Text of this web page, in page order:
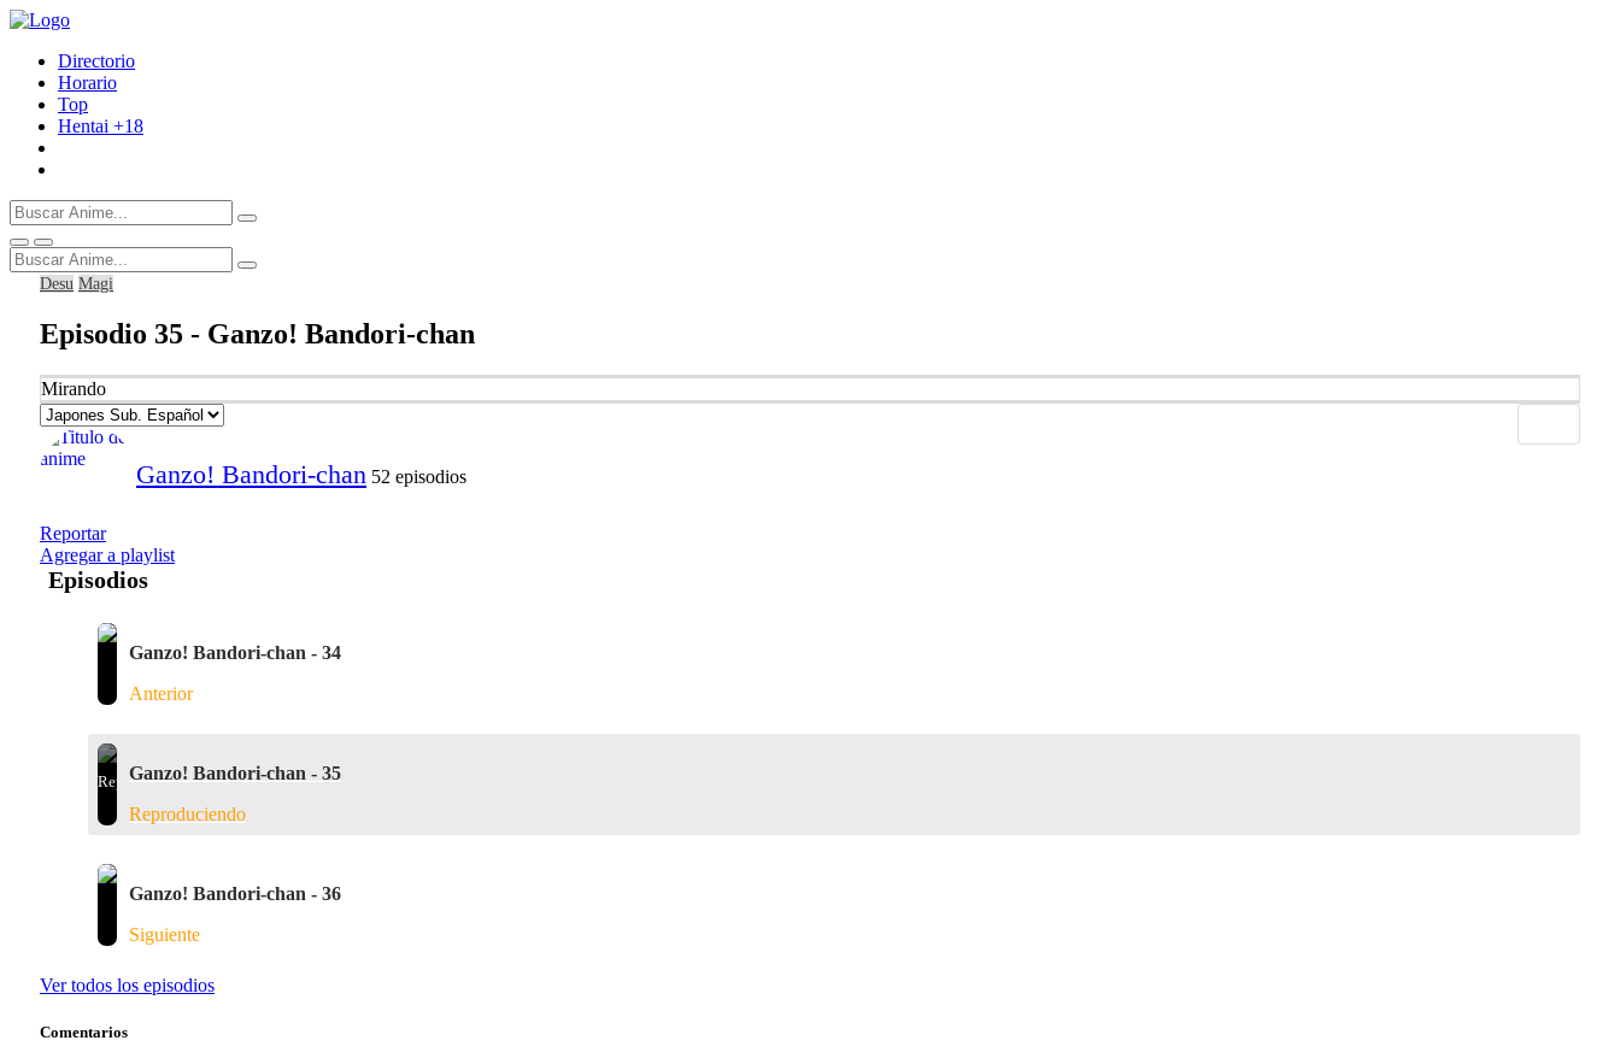
Directorio
Horario
Top
Hentai +18
Desu Magi
Episodio 35 - Ganzo! Bandori-chan
Mirando
Ganzo! Bandori-chan 52 episodios
Reportar
Agregar a playlist
Episodios
Ganzo! Bandori-chan - 34
Anterior
Ganzo! Bandori-chan - 35
Reproduciendo
Ganzo! Bandori-chan - 36
Siguiente
Ver todos los episodios
Comentarios